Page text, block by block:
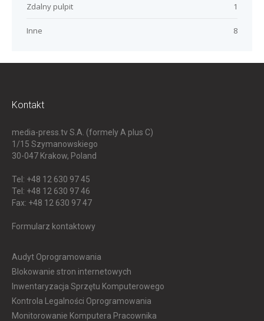
1
Zdalny pulpit
8
Inne
Kontakt
media-press.tv S.A. (formely A plus C)
1/15 Szymanowskiego
30-047 Krakow, Poland
Tel: +48 12 630 97 45
Tel: +48 12 630 97 46
Fax: +48 12 630 97 47
Formularz kontaktowy
Audyt Oprogramowania
Blokowanie stron internetowych
Inwentaryzacja Sprzętu Komputerowego
Kontrola Legalności Oprogramowania
Monitorowanie Komputera Pracownika